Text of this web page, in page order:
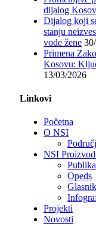
dijalog
Dijalog koji
stanju
vode žene
Primena
Kosovu:
13/03/2026
Linkovi
Početna
O NSI
NSI
Opeds
Glasnik
Projekti
Novosti